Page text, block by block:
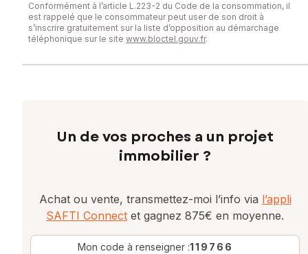
Conformément à l’article L.223-2 du Code de la consommation, il
est rappelé que le consommateur peut user de son droit à
s’inscrire gratuitement sur la liste d’opposition au démarchage
téléphonique sur le site www.bloctel.gouv.fr.
Un de vos proches a un projet
immobilier ?
Achat ou vente, transmettez-moi l’info via l’appli
SAFTI Connect et gagnez 875€ en moyenne.
Mon code à renseigner :119766